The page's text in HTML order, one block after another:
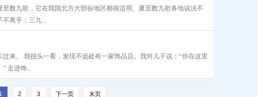
数九歌，它在我国北方大部份地区都很适用。夏至数九歌各地说法不
不离手；三九...
来。 我扭头一看，发现不远处有一家饰品店。我对儿子说：“你在这里
走进饰...
1 2 3 下一页 末页